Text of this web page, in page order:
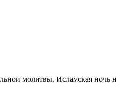
молитвы. Исламская ночь